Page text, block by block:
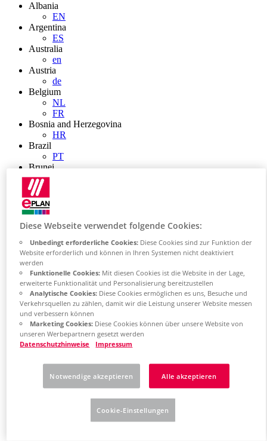
Albania
EN
Argentina
ES
Australia
en
Austria
de
Belgium
NL
FR
Bosnia and Herzegovina
HR
Brazil
PT
Brunei
Bulgaria
Canada
en
FR
Chile
ES
China
ZH
EN
China Taiwan
EN
Colombia
ES
Croatia
HR
Denmark
Diese Webseite verwendet folgende Cookies:
Unbedingt erforderliche Cookies:Diese Cookies sind zur Funktion der
Website erforderlich und können in Ihren Systemen nicht deaktiviert
werden
Funktionelle Cookies:Mit diesen Cookies ist die Website in der Lage,
erweiterte Funktionalität und Personalisierung bereitzustellen
Analytische Cookies:Diese Cookies ermöglichen es uns, Besuche und
Verkehrsquellen zu zählen, damit wir die Leistung unserer Website messen
und verbessern können
Marketing Cookies:Diese Cookies können über unsere Website von
unseren Werbepartnern gesetzt werden
Datenschutzhinweise
Impressum
Notwendige akzeptieren Alle akzeptieren
Cookie-Einstellungen